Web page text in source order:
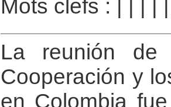
Mots clefs :
La reunión de
Cooperación y
en Colombia